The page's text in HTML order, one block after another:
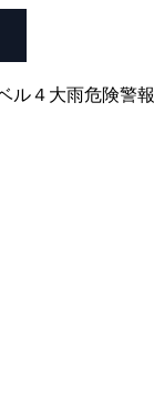
ル４大雨危険警報